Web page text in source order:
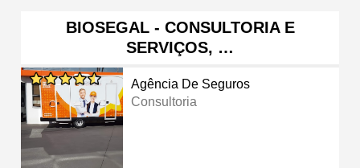
BIOSEGAL - CONSULTORIA E
SERVIÇOS, …
Agência De Seguros
Consultoria